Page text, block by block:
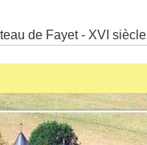
de Fayet - XVI siècle